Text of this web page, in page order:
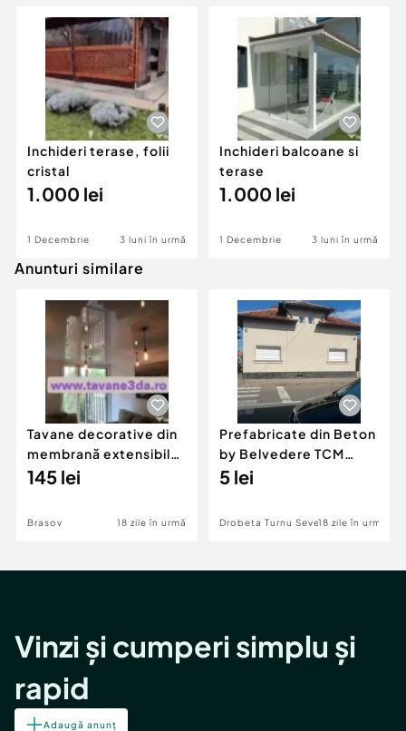
Inchideri terase, folii
cristal
1.000 lei
1 Decembrie 3 luni în urmă
Inchideri balcoane si
terase
1.000 lei
1 Decembrie 3 luni în urmă
Anunturi similare
Tavane decorative din
membrană extensibilă
la montaj. Fără îmbinări
145 lei
Brasov 18 zile în urmă
Prefabricate din Beton
by Belvedere TCM
2025 SRL
5 lei
Drobeta Turnu Severin18 zile în urmă
Vinzi și cumperi simplu și
rapid
Adaugă anunț